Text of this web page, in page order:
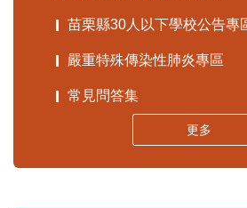
苗栗縣30人以下學校公告專
嚴重特殊傳染性肺炎專區
常見問答集
更多